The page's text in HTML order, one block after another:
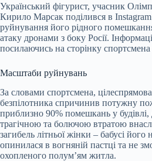
Український фігурист, учасник
Кирило Марсак поділився в
руйнування його рідного
атаку дронами з боку Росії.
посилаючись на сторінку спортсмена
Масштаби руйнувань
За словами спортсмена,
безпілотника спричинив потужну
приблизно 90% помешкань у будівлі,
трагічною та болючою втратою
загибель літньої жінки – бабусі
опинилася в вогняній пастці та не
охопленого полум’ям житла.